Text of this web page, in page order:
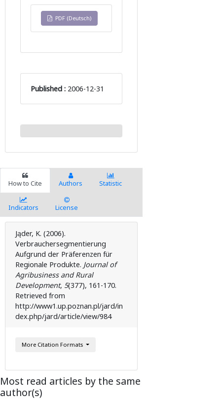
PDF (Deutsch)
Published : 2006-12-31
How to Cite Authors Statistic
Indicators License
Jąder, K. (2006).
Verbrauchersegmentierung
Aufgrund der Präferenzen für
Regionale Produkte. Journal of
Agribusiness and Rural
Development, 5( 377), 161-170.
Retrieved from
http://www1.up.poznan.pl/jard/in
dex.php/jard/article/view/984
More Citation Formats
Most read articles by the same
author(s)